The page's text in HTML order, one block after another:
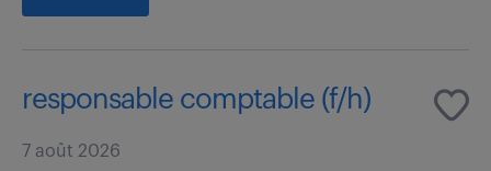
responsable comptable (f/h)
7 août 2026